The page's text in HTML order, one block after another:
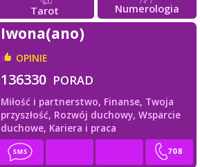
Tarot Numerologia
Iwona(ano)
OPINIE
136330 PORAD
Miłość i partnerstwo, Finanse, Twoja
przyszłość, Rozwój duchowy, Wsparcie
duchowe, Kariera i praca